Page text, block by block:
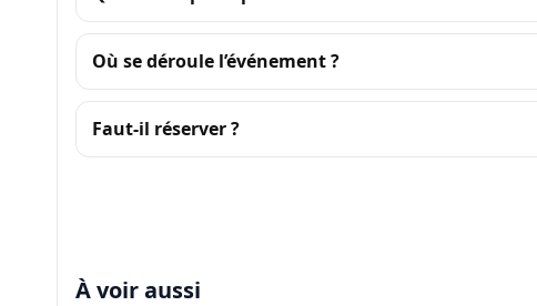
Où se déroule l’événement ?
Faut-il réserver ?
À voir aussi